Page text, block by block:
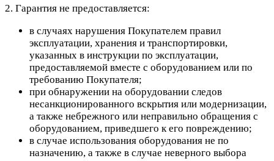
2. Гарантия не предоставляется:
в случаях нарушения Покупателем правил
эксплуатации, хранения и транспортировки,
указанных в инструкции по эксплуатации,
предоставляемой вместе с оборудованием или по
требованию Покупателя;
при обнаружении на оборудовании следов
несанкционированного вскрытия или модернизации,
а также небрежного или неправильно обращения с
оборудованием, приведшего к его повреждению;
в случае использования оборудования не по
назначению, а также в случае неверного выбора